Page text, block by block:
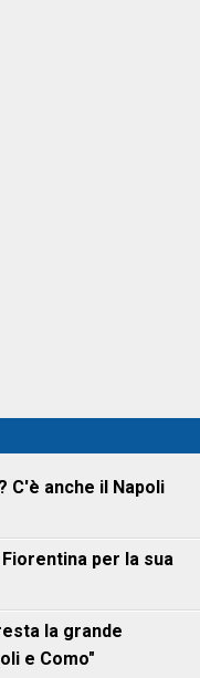
C'è anche il Napoli
per la sua
la grande
e Como"